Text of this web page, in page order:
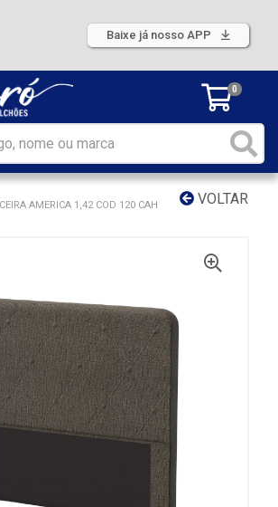
Baixe já nosso APP
0
VOLTAR
AMERICA 1,42 COD 120 CAH